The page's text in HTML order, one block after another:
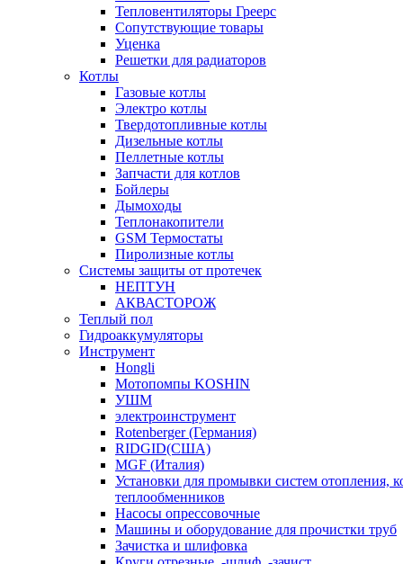
Тепловентиляторы Греерс
Сопутствующие товары
Уценка
Решетки для радиаторов
Котлы
Газовые котлы
Электро котлы
Твердотопливные котлы
Дизельные котлы
Пеллетные котлы
Запчасти для котлов
Бойлеры
Дымоходы
Теплонакопители
GSM Термостаты
Пиролизные котлы
Системы защиты от протечек
НЕПТУН
АКВАСТОРОЖ
Теплый пол
Гидроаккумуляторы
Инструмент
Hongli
Мотопомпы KOSHIN
УШМ
электроинструмент
Rotenberger (Германия)
RIDGID(США)
MGF (Италия)
Установки для промывки систем отопления,
теплообменников
Насосы опрессовочные
Машины и оборудование для прочистки труб
Зачистка и шлифовка